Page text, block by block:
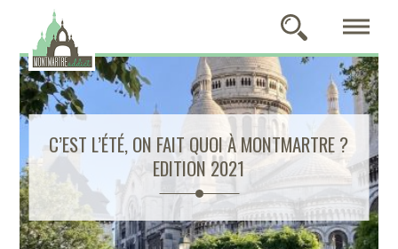
C’EST L’ÉTÉ, ON FAIT QUOI À MONTMARTRE ?
EDITION 2021